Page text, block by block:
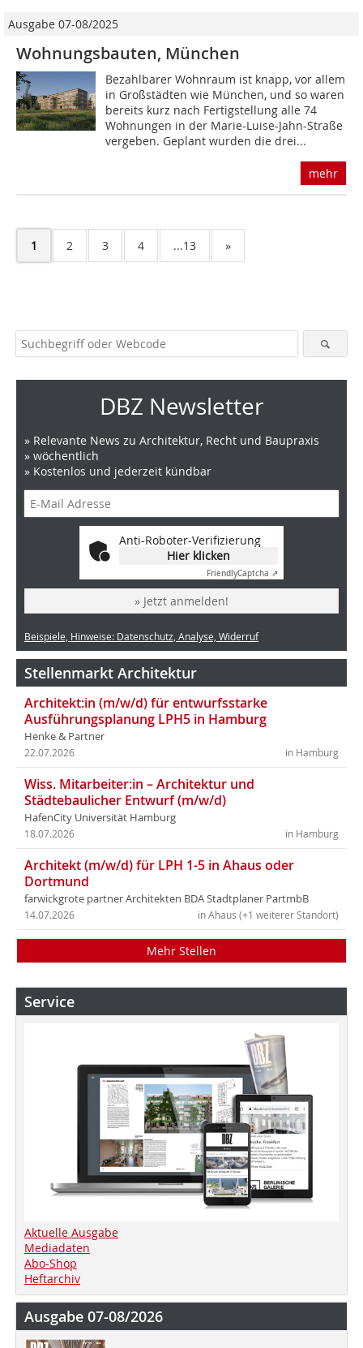
Ausgabe 07-08/2025
Wohnungsbauten, München
Bezahlbarer Wohnraum ist knapp, vor allem
in Großstädten wie München, und so waren
bereits kurz nach Fertigstellung alle 74
Wohnungen in der Marie-Luise-Jahn-Straße
vergeben. Geplant wurden die drei...
mehr
1 2 3 4 ...13 »
DBZ Newsletter
» Relevante News zu Architektur, Recht und Baupraxis
» wöchentlich
» Kostenlos und jederzeit kündbar
Anti-Roboter-Verifizierung
Hier klicken
FriendlyCaptcha ⇗
» Jetzt anmelden!
Beispiele, Hinweise: Datenschutz, Analyse, Widerruf
Stellenmarkt Architektur
Architekt:in (m/w/d) für entwurfsstarke
Ausführungsplanung LPH5 in Hamburg
Henke & Partner
in Hamburg
22.07.2026
Wiss. Mitarbeiter:in – Architektur und
Städtebaulicher Entwurf (m/w/d)
HafenCity Universität Hamburg
in Hamburg
18.07.2026
Architekt (m/w/d) für LPH 1-5 in Ahaus oder
Dortmund
farwickgrote partner Architekten BDA Stadtplaner PartmbB
in Ahaus (+1 weiterer Standort)
14.07.2026
Mehr Stellen
Service
Aktuelle Ausgabe
Mediadaten
Abo-Shop
Heftarchiv
Ausgabe 07-08/2026